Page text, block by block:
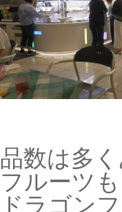
品数は多
フルーツ
ドラゴン